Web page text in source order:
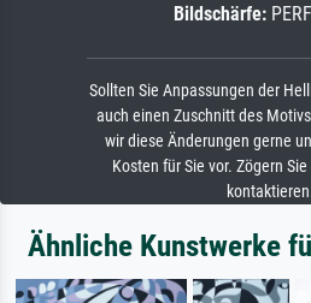
Bildschärfe:
Sollten Sie Anpassungen der
auch einen Zuschnitt des
wir diese Änderungen gerne
Kosten für Sie vor. Zögern
Ähnliche Kunstwerke